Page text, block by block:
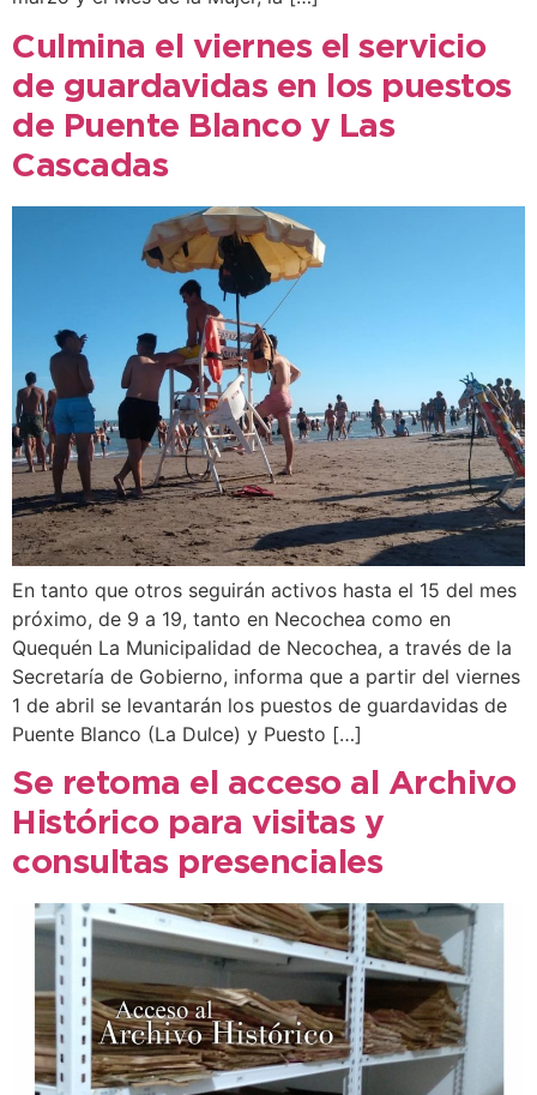
Culmina el viernes el servicio
de guardavidas en los puestos
de Puente Blanco y Las
Cascadas
En tanto que otros seguirán activos hasta el 15 del mes
próximo, de 9 a 19, tanto en Necochea como en
Quequén La Municipalidad de Necochea, a través de la
Secretaría de Gobierno, informa que a partir del viernes
1 de abril se levantarán los puestos de guardavidas de
Puente Blanco (La Dulce) y Puesto […]
Se retoma el acceso al Archivo
Histórico para visitas y
consultas presenciales